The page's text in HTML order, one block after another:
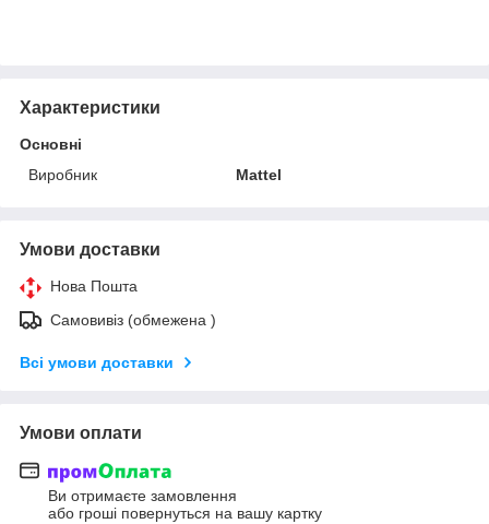
Характеристики
Основні
Виробник
Mattel
Умови доставки
Нова Пошта
Самовивіз (обмежена )
Всі умови доставки
Умови оплати
Ви отримаєте замовлення
або гроші повернуться на вашу картку